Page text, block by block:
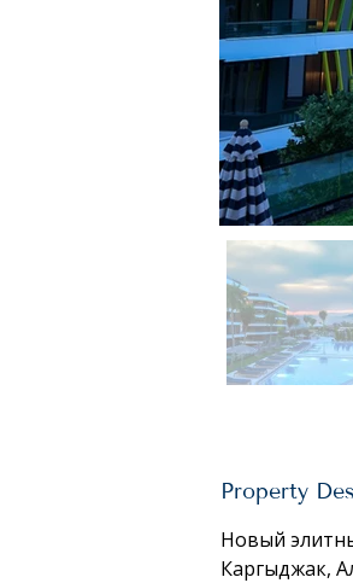
Property
Новый
Каргыджак,